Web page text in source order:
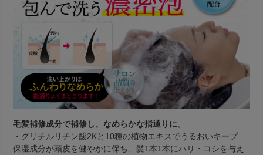
毛髪補修成分で補修し、なめらかな指通りに。
・グリチルリチン酸2Kと10種の植物エキスでうるおいキープ
保湿成分が頭皮を健やかに保ち、髪1本1本にハリ・コシを与え